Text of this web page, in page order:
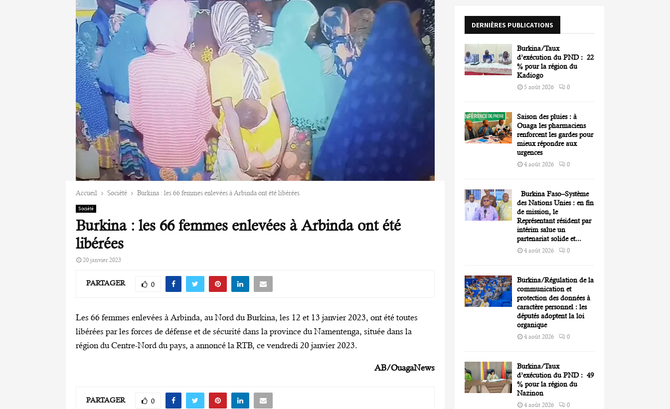
Accueil Société Burkina : les 66 femmes enlevées à Arbinda ont été libérées
Société
Burkina : les 66 femmes enlevées à Arbinda ont été
libérées
20 janvier 2023
PARTAGER 0
Les 66 femmes enlevées à Arbinda, au Nord du Burkina, les 12 et 13 janvier 2023, ont été toutes
libérées par les forces de défense et de sécurité dans la province du Namentenga, située dans la
région du Centre-Nord du pays, a annoncé la RTB, ce vendredi 20 janvier 2023.
AB/OuagaNews
PARTAGER 0
r
H
DERNIÈRES PUBLICATIONS
Burkina/Taux
d’exécution du PND : 22
% pour la région du
Kadiogo
5 août 2026 0
Saison des pluies : à
Ouaga les pharmaciens
renforcent les gardes pour
mieux répondre aux
urgences
4 août 2026 0
Burkina Faso–Système
des Nations Unies : en fin
de mission, le
Représentant résident par
intérim salue un
partenariat solide et...
4 août 2026 0
Burkina/Régulation de la
communication et
protection des données à
caractère personnel : les
députés adoptent la loi
organique
4 août 2026 0
Burkina/Taux
d’exécution du PND : 49
% pour la région du
Nazinon
4 août 2026 0